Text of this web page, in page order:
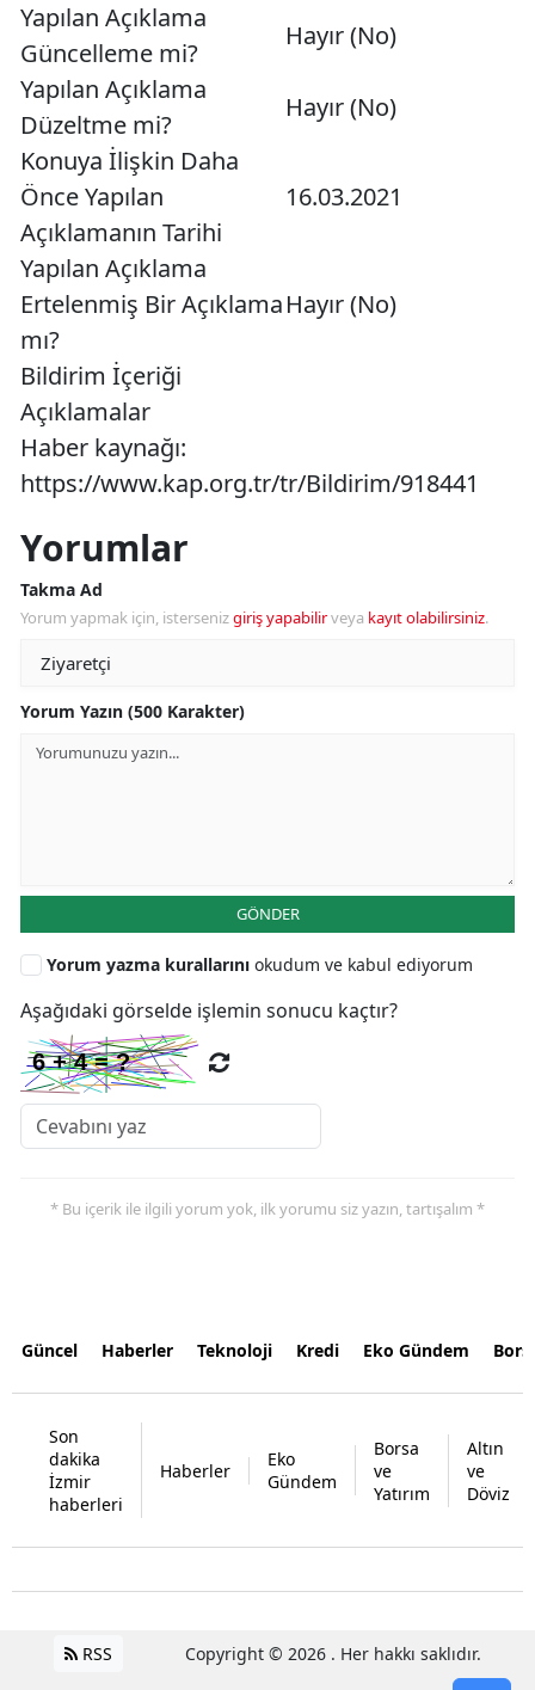
Yapılan Açıklama
Güncelleme mi?
Hayır (No)
Yapılan Açıklama
Düzeltme mi?
Hayır (No)
Konuya İlişkin Daha
Önce Yapılan
Açıklamanın Tarihi
16.03.2021
Yapılan Açıklama
Ertelenmiş Bir Açıklama
mı?
Hayır (No)
Bildirim İçeriği
Açıklamalar
Haber kaynağı:
https://www.kap.org.tr/tr/Bildirim/918441
Yorumlar
Takma Ad
Yorum yapmak için, istersenizgiriş yapabilirveya kayıt olabilirsiniz.
Yorum Yazın (500 Karakter)
GÖNDER
Yorum yazma kurallarını okudum ve kabul ediyorum
Aşağıdaki görselde işlemin sonucu kaçtır?
* Bu içerik ile ilgili yorum yok, ilk yorumu siz yazın, tartışalım *
Güncel Haberler Teknoloji Kredi Eko Gündem
Son
dakika
İzmir
haberleri
Haberler
Eko
Gündem
Borsa
ve
Yatırım
Altın
ve
Döviz
RSS Copyright © 2026 . Her hakkı saklıdır.